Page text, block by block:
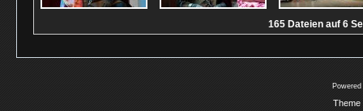
165 Dateien auf 6
Theme